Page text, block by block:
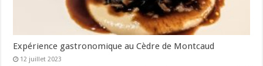
Expérience gastronomique au Cèdre de Montcaud
12 juillet 2023